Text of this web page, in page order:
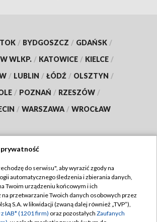
/ BYDGOSZCZ / GDAŃSK /
WLKP. / KATOWICE / KIELCE /
/ LUBLIN / ŁÓDŹ / OLSZTYN /
/ POZNAŃ / RZESZÓW /
/ WARSZAWA / WROCŁAW
TVP
Regulamin TVP
Polityka prywatności
do serwisu", aby wyrazić zgody na
automatycznego śledzenia i zbierania danych,
Twoim urządzeniu końcowym i ich
przetwarzanie Twoich danych osobowych przez
S.A. w likwidacji (zwaną dalej również „TVP”),
IAB* (1201 firm) oraz pozostałych Zaufanych